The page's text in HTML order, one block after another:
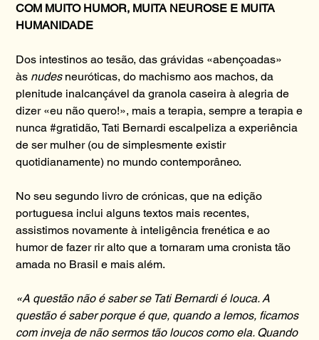
COM MUITO HUMOR, MUITA NEUROSE E MUITA
HUMANIDADE
Dos intestinos ao tesão, das grávidas «abençoadas»
às nudes neuróticas, do machismo aos machos, da
plenitude inalcançável da granola caseira à alegria de
dizer «eu não quero!», mais a terapia, sempre a terapia e
nunca #gratidão, Tati Bernardi escalpeliza a experiência
de ser mulher (ou de simplesmente existir
quotidianamente) no mundo contemporâneo.
No seu segundo livro de crónicas, que na edição
portuguesa inclui alguns textos mais recentes,
assistimos novamente à inteligência frenética e ao
humor de fazer rir alto que a tornaram uma cronista tão
amada no Brasil e mais além.
«A questão não é saber se Tati Bernardi é louca. A
questão é saber porque é que, quando a lemos, ficamos
com inveja de não sermos tão loucos como ela. Quando